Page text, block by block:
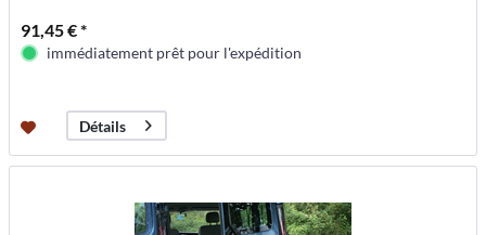
91,45 € *
immédiatement prêt pour l'expédition
Détails